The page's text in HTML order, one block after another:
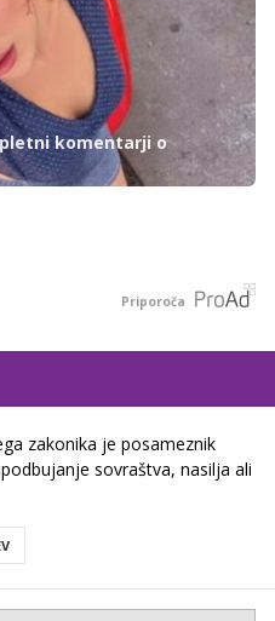
komentarji o
Priporoča
zakonika je posameznik
sovraštva, nasilja ali